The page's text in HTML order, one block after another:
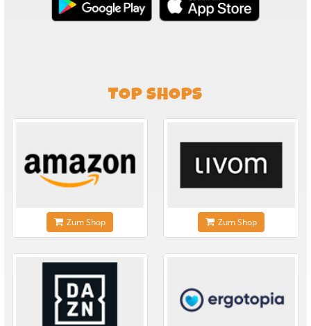
TOP SHOPS
Zum Shop Zum Shop